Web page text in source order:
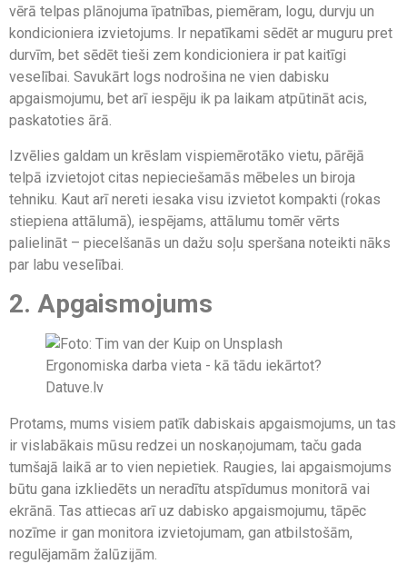
vērā telpas plānojuma īpatnības, piemēram, logu, durvju un
kondicioniera izvietojums. Ir nepatīkami sēdēt ar muguru pret
durvīm, bet sēdēt tieši zem kondicioniera ir pat kaitīgi
veselībai. Savukārt logs nodrošina ne vien dabisku
apgaismojumu, bet arī iespēju ik pa laikam atpūtināt acis,
paskatoties ārā.
Izvēlies galdam un krēslam vispiemērotāko vietu, pārējā
telpā izvietojot citas nepieciešamās mēbeles un biroja
tehniku. Kaut arī nereti iesaka visu izvietot kompakti (rokas
stiepiena attālumā), iespējams, attālumu tomēr vērts
palielināt – piecelšanās un dažu soļu speršana noteikti nāks
par labu veselībai.
2. Apgaismojums
Protams, mums visiem patīk dabiskais apgaismojums, un tas
ir vislabākais mūsu redzei un noskaņojumam, taču gada
tumšajā laikā ar to vien nepietiek. Raugies, lai apgaismojums
būtu gana izkliedēts un neradītu atspīdumus monitorā vai
ekrānā. Tas attiecas arī uz dabisko apgaismojumu, tāpēc
nozīme ir gan monitora izvietojumam, gan atbilstošām,
regulējamām žalūzijām.